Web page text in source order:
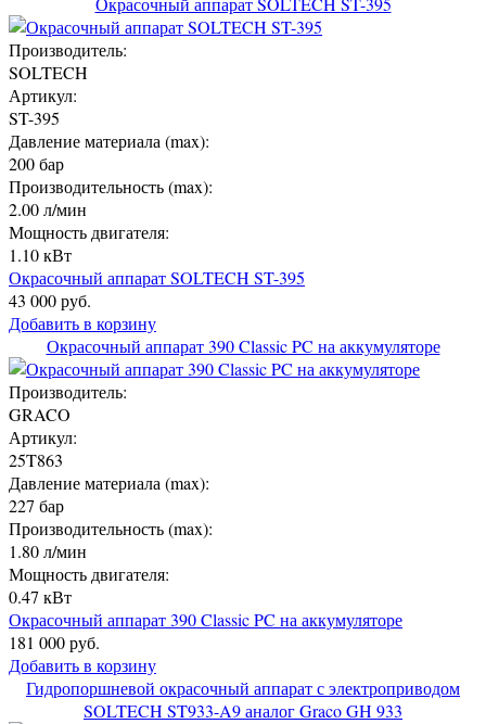
Производитель:
SOLTECH
Артикул:
ST-395
Давление материала (max):
200 бар
Производительность (max):
2.00 л/мин
Мощность двигателя:
1.10 кВт
Окрасочный аппарат SOLTECH ST-395
43 000 руб.
Добавить в корзину
Окрасочный аппарат 390 Classic PC на аккумуляторе
Производитель:
GRACO
Артикул:
25T863
Давление материала (max):
227 бар
Производительность (max):
1.80 л/мин
Мощность двигателя:
0.47 кВт
Окрасочный аппарат 390 Classic PC на аккумуляторе
181 000 руб.
Добавить в корзину
Гидропоршневой окрасочный аппарат с электроприводом
SOLTECH ST933-A9 аналог Graco GH 933